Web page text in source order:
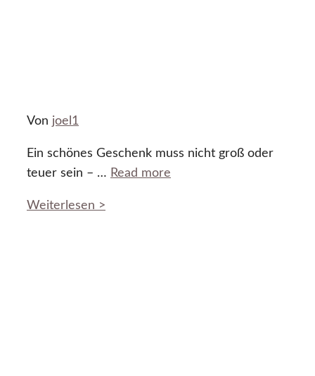
Von joel1
Ein schönes Geschenk muss nicht groß oder
teuer sein – … Read more
Weiterlesen >